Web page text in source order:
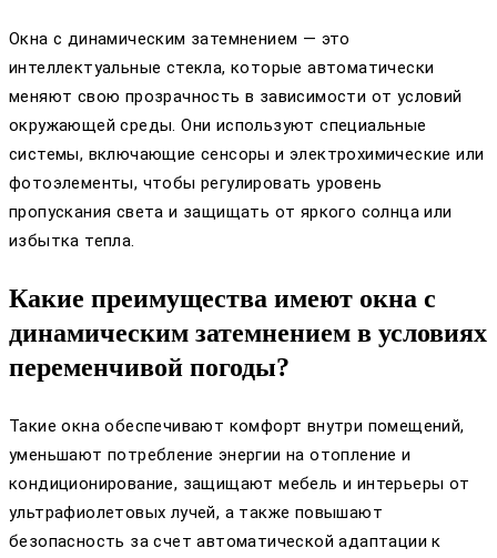
Окна с динамическим затемнением — это
интеллектуальные стекла, которые автоматически
меняют свою прозрачность в зависимости от условий
окружающей среды. Они используют специальные
системы, включающие сенсоры и электрохимические или
фотоэлементы, чтобы регулировать уровень
пропускания света и защищать от яркого солнца или
избытка тепла.
Какие преимущества имеют окна с
динамическим затемнением в условиях
переменчивой погоды?
Такие окна обеспечивают комфорт внутри помещений,
уменьшают потребление энергии на отопление и
кондиционирование, защищают мебель и интерьеры от
ультрафиолетовых лучей, а также повышают
безопасность за счет автоматической адаптации к